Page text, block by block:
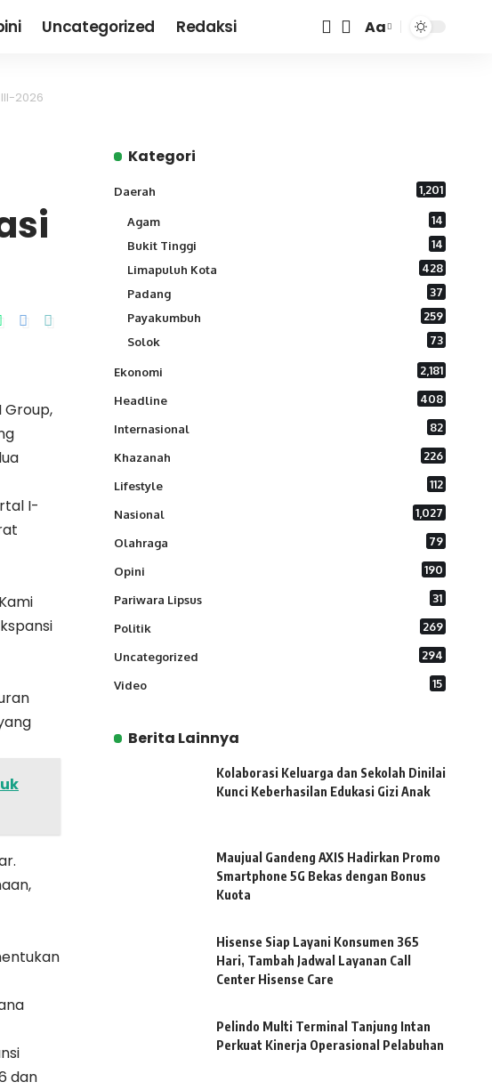
Uncategorized Redaksi
Font
Aa
2026
Group,
I-
dan
Kategori
Daerah 1,201
Agam
14
Bukit Tinggi
14
Limapuluh Kota
428
Padang
37
Payakumbuh
259
Solok
73
Ekonomi 2,181
Headline 408
Internasional 82
Khazanah 226
Lifestyle 112
Nasional 1,027
Olahraga 79
Opini 190
Pariwara Lipsus 31
Politik 269
Uncategorized 294
Video 15
Berita Lainnya
Kolaborasi Keluarga dan Sekolah Dinilai
Kunci Keberhasilan Edukasi Gizi Anak
Maujual Gandeng AXIS Hadirkan Promo
Smartphone 5G Bekas dengan Bonus
Kuota
Hisense Siap Layani Konsumen 365
Hari, Tambah Jadwal Layanan Call
Center Hisense Care
Pelindo Multi Terminal Tanjung Intan
Perkuat Kinerja Operasional Pelabuhan